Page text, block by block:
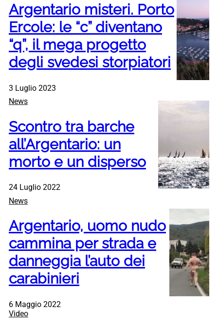
Argentario misteri. Porto
Ercole: le “c” diventano
“q”, il mega progetto
degli svedesi storpiatori
3 Luglio 2023
News
Scontro tra barche
all’Argentario: un
morto e un disperso
24 Luglio 2022
News
Argentario, uomo nudo
cammina per strada e
danneggia l’auto dei
carabinieri
6 Maggio 2022
Video